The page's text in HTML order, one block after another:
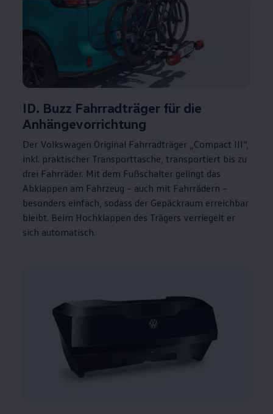
ID. Buzz Fahrradträger für die
Anhängevorrichtung
Der Volkswagen Original Fahrradträger „Compact III“,
inkl. praktischer Transporttasche, transportiert bis zu
drei Fahrräder. Mit dem Fußschalter gelingt das
Abklappen am Fahrzeug – auch mit Fahrrädern –
besonders einfach, sodass der Gepäckraum erreichbar
bleibt. Beim Hochklappen des Trägers verriegelt er
sich automatisch.